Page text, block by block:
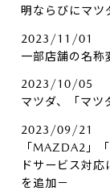
明ならびにマツ
2023/11/01
一部店舗の名称
2023/10/05
マツダ、「マツ
2023/09/21
「MAZDA2」
ドサービス対
を追加－